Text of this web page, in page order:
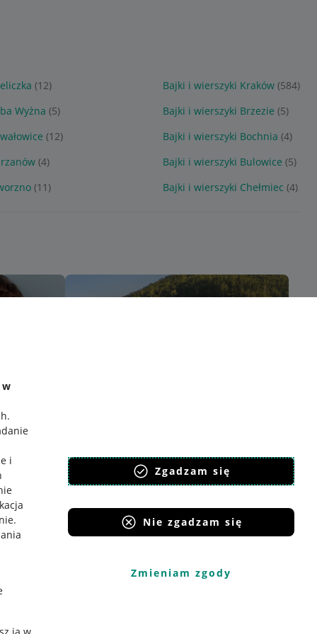
w
.
i
.
Zgadzam się
Nie zgadzam się
Zmieniam zgody
(12) Bajki i wierszyki Kraków (584)
Wyżna (5) Bajki i wierszyki Brzezie (5)
(12) Bajki i wierszyki Bochnia (4)
(4) Bajki i wierszyki Bulowice (5)
(11) Bajki i wierszyki Chełmiec (4)